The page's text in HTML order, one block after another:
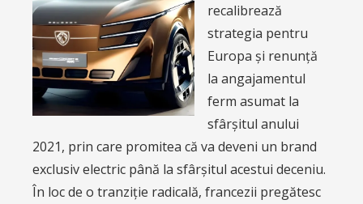
recalibrează
strategia pentru
Europa și renunță
la angajamentul
ferm asumat la
sfârșitul anului
2021, prin care promitea că va deveni un brand
exclusiv electric până la sfârșitul acestui deceniu.
În loc de o tranziție radicală, francezii pregătesc